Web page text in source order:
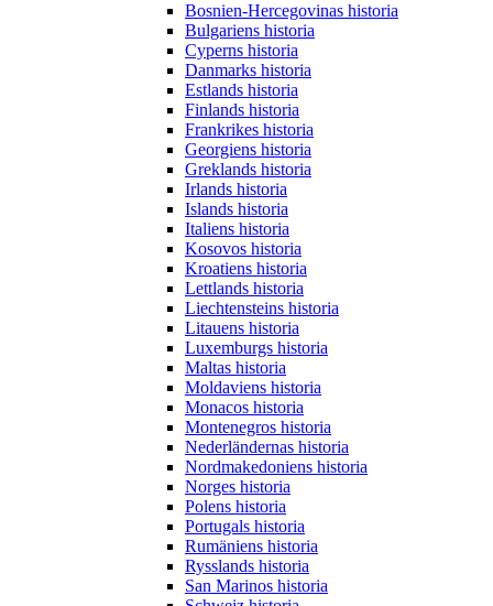
Bosnien-Hercegovinas historia
Bulgariens historia
Cyperns historia
Danmarks historia
Estlands historia
Finlands historia
Frankrikes historia
Georgiens historia
Greklands historia
Irlands historia
Islands historia
Italiens historia
Kosovos historia
Kroatiens historia
Lettlands historia
Liechtensteins historia
Litauens historia
Luxemburgs historia
Maltas historia
Moldaviens historia
Monacos historia
Montenegros historia
Nederländernas historia
Nordmakedoniens historia
Norges historia
Polens historia
Portugals historia
Rumäniens historia
Rysslands historia
San Marinos historia